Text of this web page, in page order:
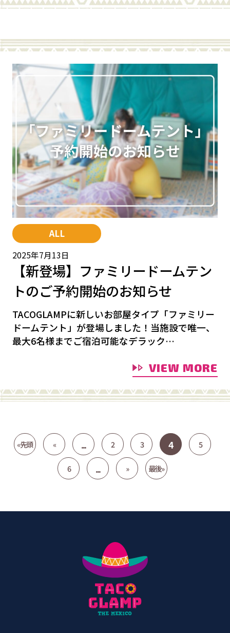
ALL
2025年7月13日
【新登場】ファミリードームテン
トのご予約開始のお知らせ
TACOGLAMPに新しいお部屋タイプ「ファミリー
ドームテント」が登場しました！当施設で唯一、
最大6名様までご宿泊可能なデラック…
VIEW MORE
« 先頭 « ... 2 3 4 5
6 ... » 最後 »